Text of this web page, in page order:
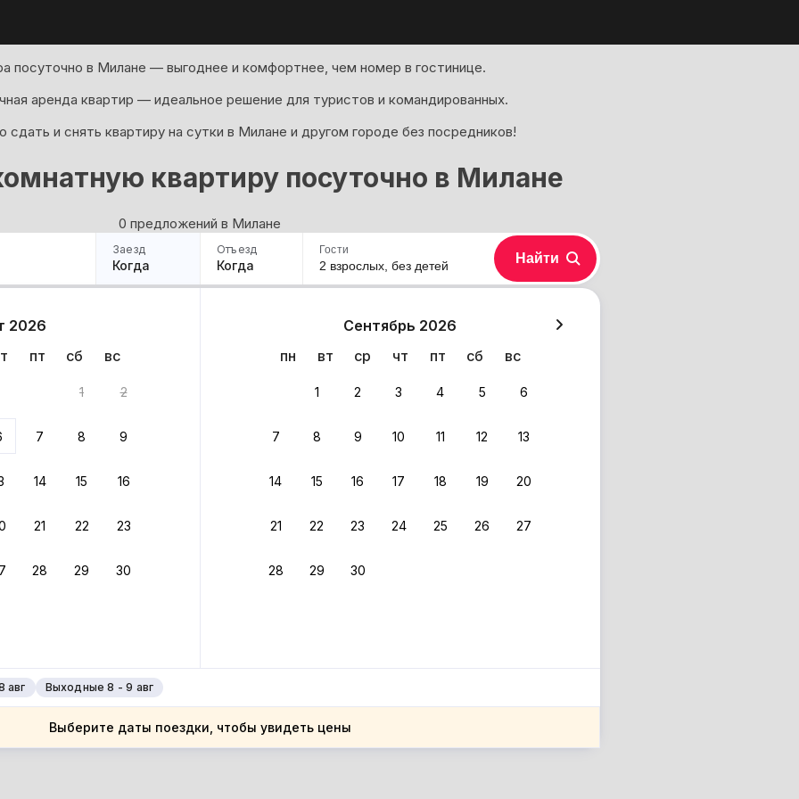
посуточно в Милане — выгоднее и комфортнее, чем номер в гостинице.
аренда квартир — идеальное решение для туристов и командированных.
сдать и снять квартиру на сутки в Милане и другом городе без посредников!
квартиру посуточно в Милане
0 предложений в Милане
Заезд
Когда
Отъезд
Когда
2026
пт сб вс
1 2
7 8 9
14 15 16
21 22 23
28 29 30
Сентябрь 2026
пн
вт ср чт пт сб вс
1 2 3 4 5 6
7 8 9 10 11 12 13
14 15 16 17 18 19 20
21 22 23 24 25 26 27
28 29 30
авг Выходные 8 - 9 авг
Выберите даты поездки, чтобы увидеть цены
Гости
2 взрослых, без детей Найти
вариант из результатов поиска не соответствует заданным фильтрам.